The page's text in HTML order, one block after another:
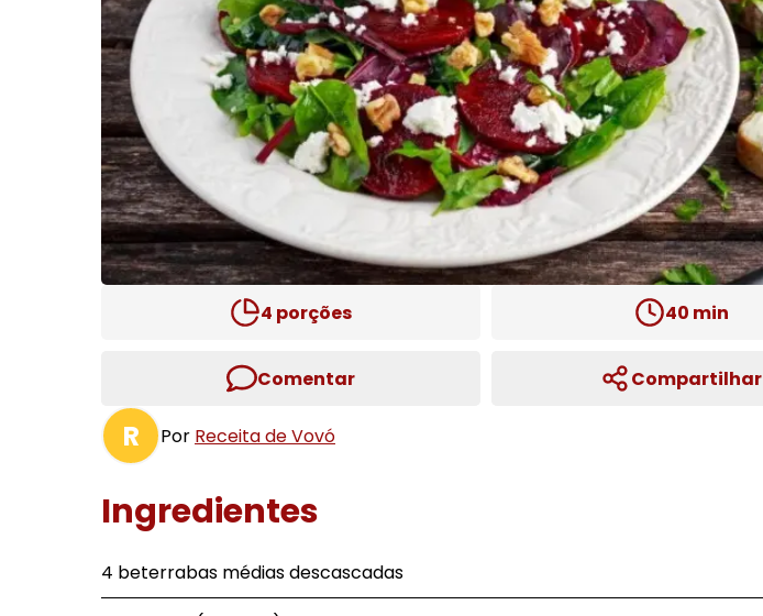
4 porções 40 min
Comentar Compartilhar
R Por Receita de Vovó
Ingredientes
4 beterrabas médias descascadas